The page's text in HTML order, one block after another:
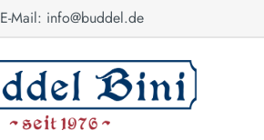
E-Mail: info@buddel.de